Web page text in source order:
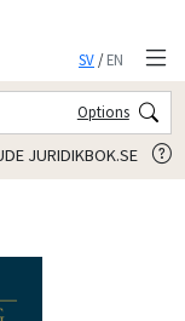
SV/EN
Options
JURIDIKBOK.SE